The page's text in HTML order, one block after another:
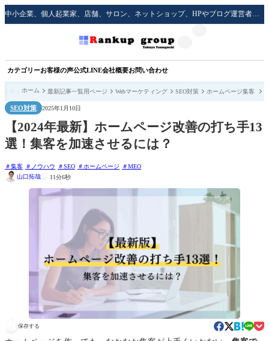
中小企業、個人起業家、店舗、サロン、ネットショップ、HPやブログ運営者のための実践的な集客方法をサポート！
カテゴリーお客様の声公式LINE会社概要お問い合わせ
ホーム 最新記事一覧用ページ Webマーケティング SEO対策 ホームページ集客
SEO対策 2025年1月10日
【2024年最新】ホームページ改善の打ち手13
選！集客を加速させるには？
集客 ノウハウ SEO ホームページ
MEO
山口拓哉
11分6秒
保存する